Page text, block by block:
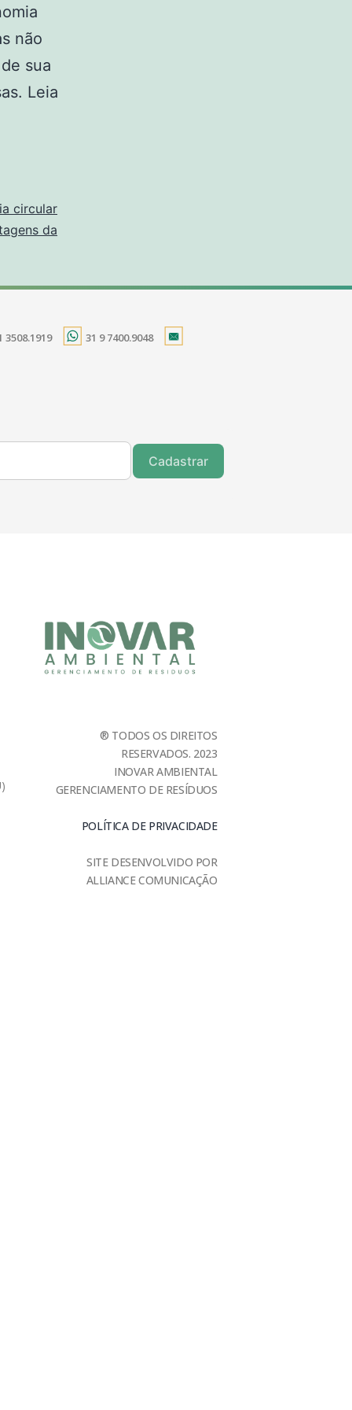
não
sua
Leia
circular
da
3508.1919 31 9 7400.9048
Cadastrar
® TODOS OS DIREITOS
RESERVADOS. 2023
INOVAR AMBIENTAL
GERENCIAMENTO DE RESÍDUOS
POLÍTICA DE PRIVACIDADE
SITE DESENVOLVIDO POR
ALLIANCE COMUNICAÇÃO